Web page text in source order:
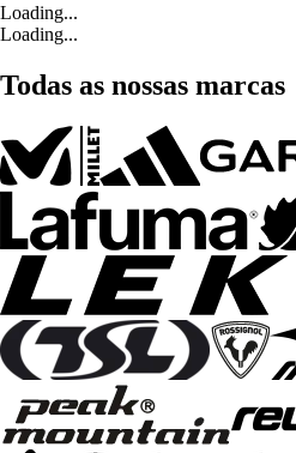
Loading...
Loading...
Todas as nossas marcas